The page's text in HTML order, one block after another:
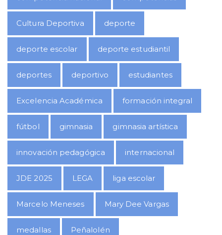
Cultura Deportiva deporte
deporte escolar deporte estudiantil
deportes deportivo estudiantes
Excelencia Académica formación integral
fútbol gimnasia gimnasia artística
innovación pedagógica internacional
JDE 2025 LEGA liga escolar
Marcelo Meneses Mary Dee Vargas
medallas Peñalolén